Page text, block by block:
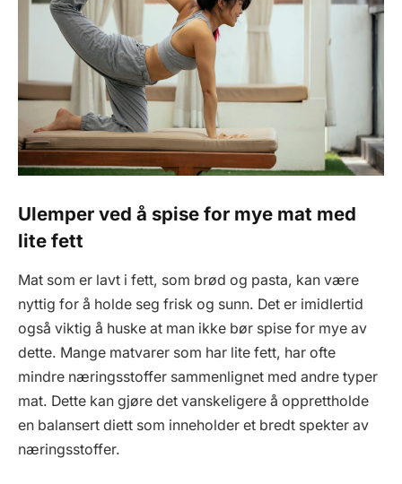
Ulemper ved å spise for mye mat med
lite fett
Mat som er lavt i fett, som brød og pasta, kan være
nyttig for å holde seg frisk og sunn. Det er imidlertid
også viktig å huske at man ikke bør spise for mye av
dette. Mange matvarer som har lite fett, har ofte
mindre næringsstoffer sammenlignet med andre typer
mat. Dette kan gjøre det vanskeligere å opprettholde
en balansert diett som inneholder et bredt spekter av
næringsstoffer.